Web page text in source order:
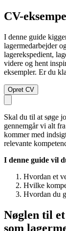
CV-
I denne guide
lagermedarbejder
lagerekspedient,
videre og hent
eksempler. Er du
Opret CV
Skal du til at søge
gennemgår vi alt
kommer med
relevante
I denne guide vil
Hvordan et
Hvilke
Hvordan du
Nøglen til
som